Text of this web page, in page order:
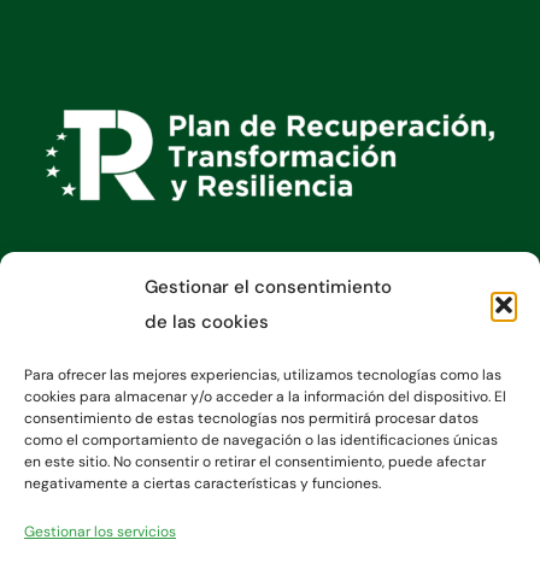
Gestionar el consentimiento
de las cookies
Para ofrecer las mejores experiencias, utilizamos tecnologías como las
cookies para almacenar y/o acceder a la información del dispositivo. El
consentimiento de estas tecnologías nos permitirá procesar datos
como el comportamiento de navegación o las identificaciones únicas
en este sitio. No consentir o retirar el consentimiento, puede afectar
negativamente a ciertas características y funciones.
Gestionar los servicios